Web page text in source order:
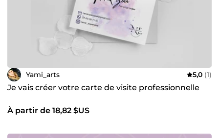
Yami_arts 5,0 (1)
Je vais créer votre carte de visite professionnelle
À partir de 18,82 $US